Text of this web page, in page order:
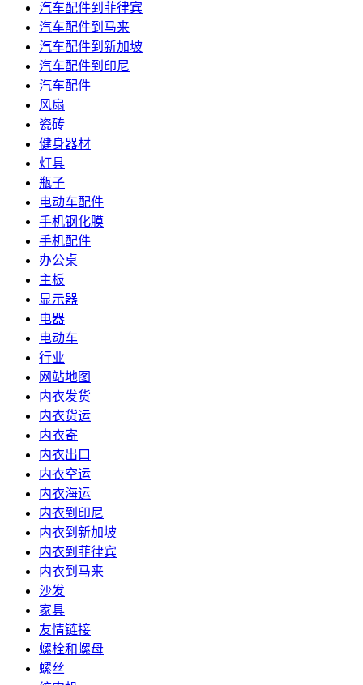
汽车配件到菲律宾
汽车配件到马来
汽车配件到新加坡
汽车配件到印尼
汽车配件
风扇
瓷砖
健身器材
灯具
瓶子
电动车配件
手机钢化膜
手机配件
办公桌
主板
显示器
电器
电动车
行业
网站地图
内衣发货
内衣货运
内衣寄
内衣出口
内衣空运
内衣海运
内衣到印尼
内衣到新加坡
内衣到菲律宾
内衣到马来
沙发
家具
友情链接
螺栓和螺母
螺丝